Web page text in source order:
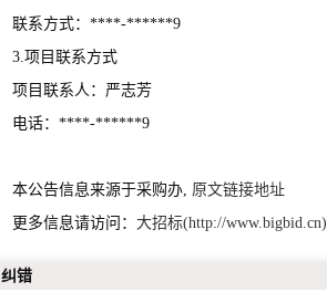
联系方式：****-******9
3.项目联系方式
项目联系人：严志芳
电话：****-******9
本公告信息来源于采购办, 原文链接地址
更多信息请访问： 大招标(http://www.bigbid.cn)
纠错